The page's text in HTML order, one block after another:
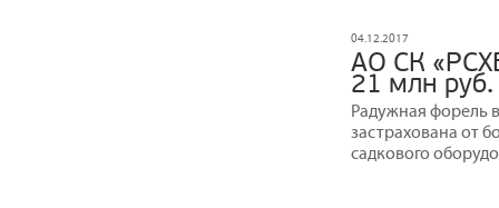
04.12.2017
АО СК
21 млн
Радужная форель
застрахована от
садкового